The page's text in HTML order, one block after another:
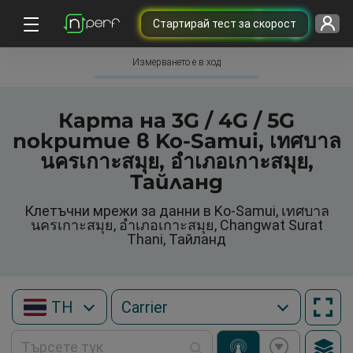
Cтартирай тест за скорост
Измерването е в ход
Карта на 3G / 4G / 5G
покритие в Ko-Samui, เทศบาล
นครเกาะสมุย, อำเภอเกาะสมุย,
Тайланд
Клетъчни мрежи за данни в Ko-Samui, เทศบาล
นครเกาะสมุย, อำเภอเกาะสมุย, Changwat Surat
Thani, Тайланд
TH